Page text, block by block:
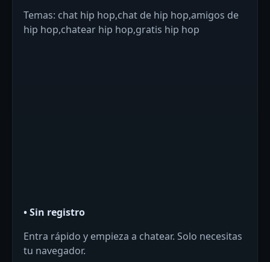
Temas: chat hip hop,chat de hip hop,amigos de
hip hop,chatear hip hop,gratis hip hop
• Sin registro
Entra rápido y empieza a chatear. Solo necesitas
tu navegador.